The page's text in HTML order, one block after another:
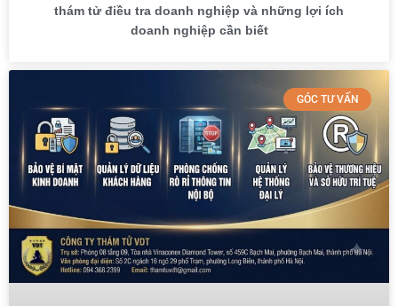
thám tử điều tra doanh nghiệp và những lợi ích
doanh nghiệp cần biết
GÓC TƯ VẤN